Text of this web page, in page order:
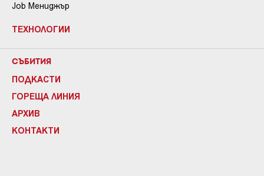
Job Мениджър
ТЕХНОЛОГИИ
СЪБИТИЯ
ПОДКАСТИ
ГОРЕЩА ЛИНИЯ
АРХИВ
КОНТАКТИ